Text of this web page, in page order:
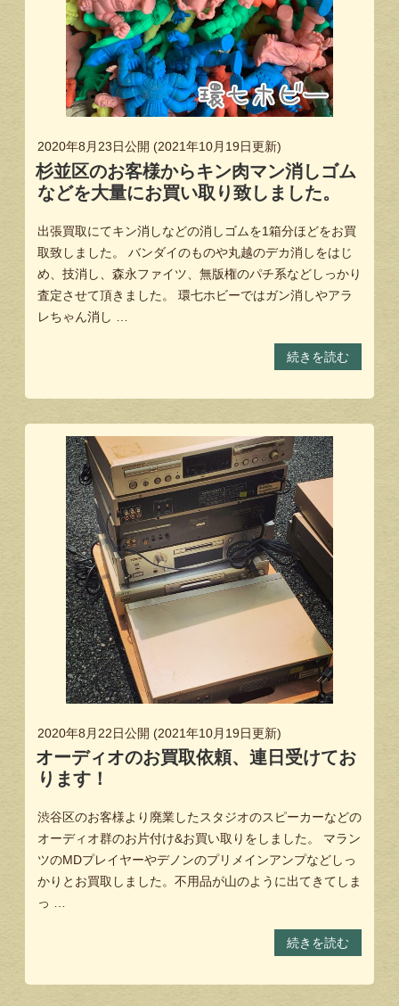
2020年8月23日公開 (2021年10月19日更新)
杉並区のお客様からキン肉マン消しゴム
などを大量にお買い取り致しました。
出張買取にてキン消しなどの消しゴムを1箱分ほどをお買
取致しました。 バンダイのものや丸越のデカ消しをはじ
め、技消し、森永ファイツ、無版権のパチ系などしっかり
査定させて頂きました。 環七ホビーではガン消しやアラ
レちゃん消し …
続きを読む
2020年8月22日公開 (2021年10月19日更新)
オーディオのお買取依頼、連日受けてお
ります！
渋谷区のお客様より廃業したスタジオのスピーカーなどの
オーディオ群のお片付け&お買い取りをしました。 マラン
ツのMDプレイヤーやデノンのプリメインアンプなどしっ
かりとお買取しました。不用品が山のように出てきてしま
っ …
続きを読む